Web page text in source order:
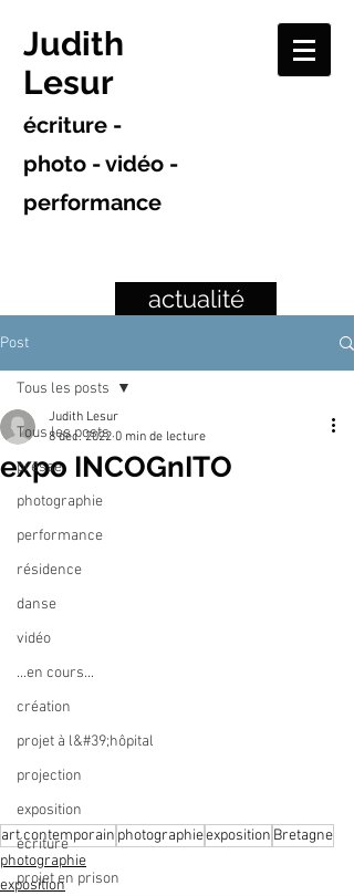
Judith
Lesur
écriture -
photo - vidéo -
performance
actualité
Post
Tous les posts
presse
photographie
performance
résidence
danse
vidéo
...en cours...
création
projet à l&#39;hôpital
projection
exposition
écriture
projet en prison
Tous les posts
expo INCOGnITO
Judith Lesur
8 déc. 2022 0 min de lecture
art contemporain photographieexposition Bretagne
photographie
exposition